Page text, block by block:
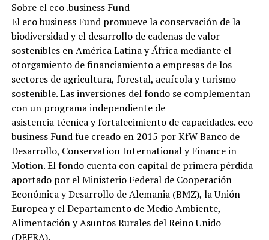
Sobre el eco .business Fund
El eco business Fund promueve la conservación de la
biodiversidad y el desarrollo de cadenas de valor
sostenibles en América Latina y África mediante el
otorgamiento de financiamiento a empresas de los
sectores de agricultura, forestal, acuícola y turismo
sostenible. Las inversiones del fondo se complementan
con un programa independiente de
asistencia técnica y fortalecimiento de capacidades. eco
business Fund fue creado en 2015 por KfW Banco de
Desarrollo, Conservation International y Finance in
Motion. El fondo cuenta con capital de primera pérdida
aportado por el Ministerio Federal de Cooperación
Económica y Desarrollo de Alemania (BMZ), la Unión
Europea y el Departamento de Medio Ambiente,
Alimentación y Asuntos Rurales del Reino Unido
(DEFRA).